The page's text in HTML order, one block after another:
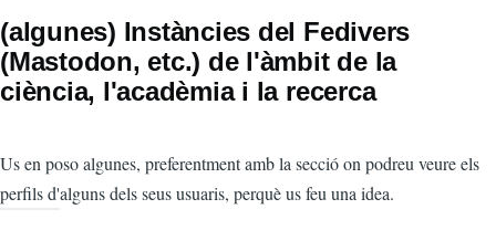
(algunes) Instàncies del Fedivers
(Mastodon, etc.) de l'àmbit de la
ciència, l'acadèmia i la recerca
Us en poso algunes, preferentment amb la secció on podreu veure els
perfils d'alguns dels seus usuaris, perquè us feu una idea.